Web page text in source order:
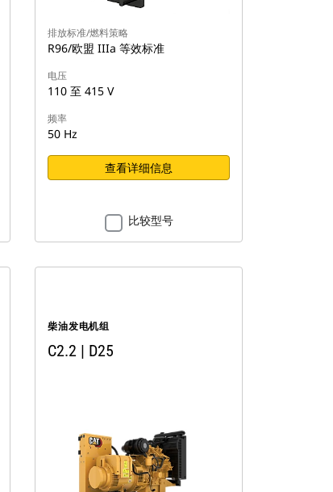
排放标准/燃料策略
R96/欧盟 IIIa 等效标准
电压
110 至 415 V
频率
50 Hz
查看详细信息
比较型号
柴油发电机组
C2.2 | D25